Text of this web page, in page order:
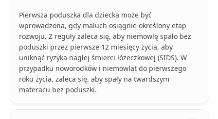
Pierwsza poduszka dla dziecka może być
wprowadzona, gdy maluch osiągnie określony etap
rozwoju. Z reguły zaleca się, aby niemowlę spało bez
poduszki przez pierwsze 12 miesięcy życia, aby
uniknąć ryzyka nagłej śmierci łóżeczkowej (SIDS). W
przypadku noworodków i niemowląt do pierwszego
roku życia, zaleca się, aby spały na twardszym
materacu bez poduszki.